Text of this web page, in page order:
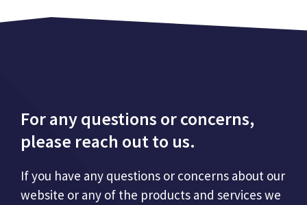
For any questions or concerns,
please reach out to us.
If you have any questions or concerns about our
website or any of the products and services we